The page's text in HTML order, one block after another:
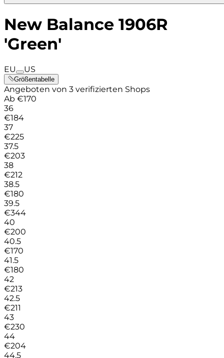
New Balance 1906R
'Green'
EU US
Größentabelle
Angeboten von 3 verifizierten Shops
Ab €170
36
€184
37
€225
37.5
€203
38
€212
38.5
€180
39.5
€344
40
€200
40.5
€170
41.5
€180
42
€213
42.5
€211
43
€230
44
€204
44.5